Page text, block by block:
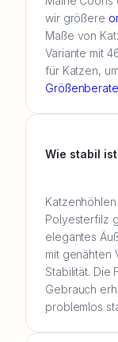
wir größere
Maße von
Variante mit
für Katzen,
Wie stabil
Polyesterfilz
elegantes
mit genähten
Stabilität. Die
Gebrauch
problemlos